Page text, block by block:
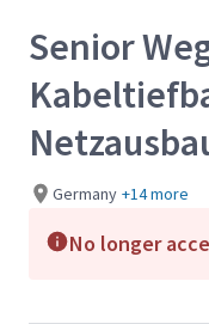
Senior
Germany +14 more
No longer